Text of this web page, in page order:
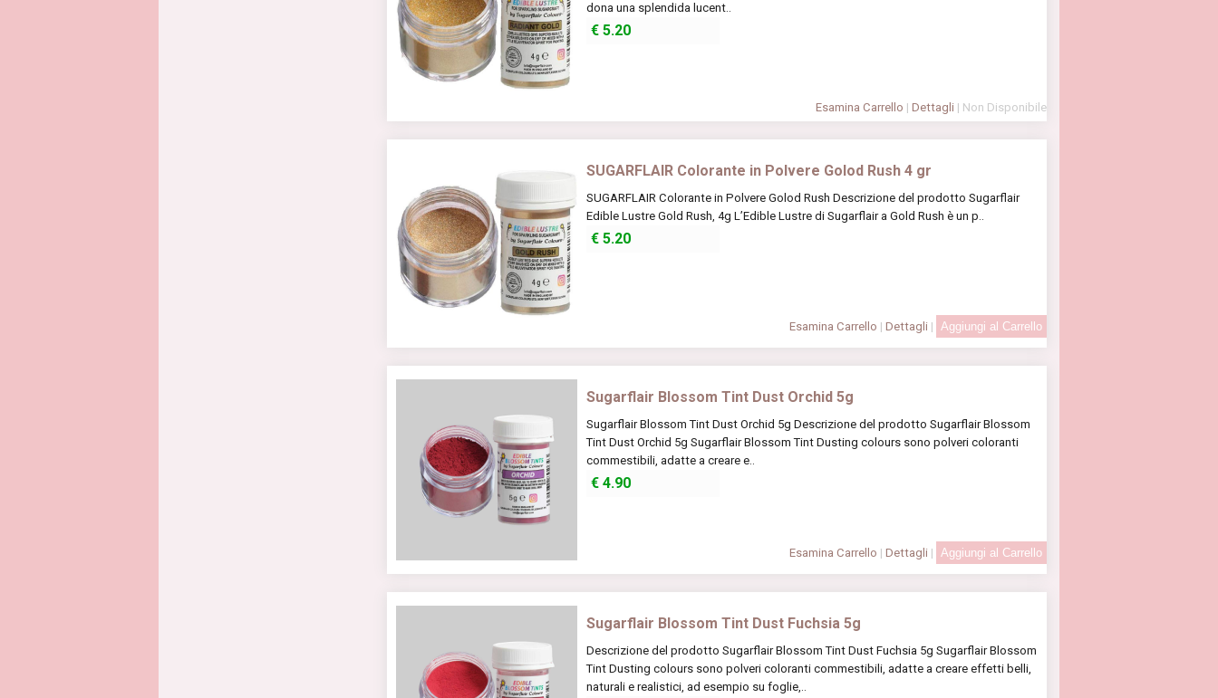
dona una splendida lucent..
€5.20
Esamina Carrello | Dettagli | Non Disponibile
SUGARFLAIR Colorante in Polvere Golod Rush 4 gr
SUGARFLAIR Colorante in Polvere Golod Rush Descrizione del prodotto Sugarflair
Edible Lustre Gold Rush, 4g L’Edible Lustre di Sugarflair a Gold Rush è un p..
€5.20
Esamina Carrello | Dettagli |
Sugarflair Blossom Tint Dust Orchid 5g
Sugarflair Blossom Tint Dust Orchid 5g Descrizione del prodotto Sugarflair Blossom
Tint Dust Orchid 5g Sugarflair Blossom Tint Dusting colours sono polveri coloranti
commestibili, adatte a creare e..
€4.90
Esamina Carrello | Dettagli |
Sugarflair Blossom Tint Dust Fuchsia 5g
Descrizione del prodotto Sugarflair Blossom Tint Dust Fuchsia 5g Sugarflair Blossom
Tint Dusting colours sono polveri coloranti commestibili, adatte a creare effetti belli,
naturali e realistici, ad esempio su foglie,..